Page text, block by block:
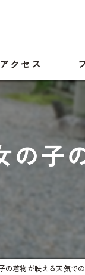
アクセス
の子
の着物が映える天気で